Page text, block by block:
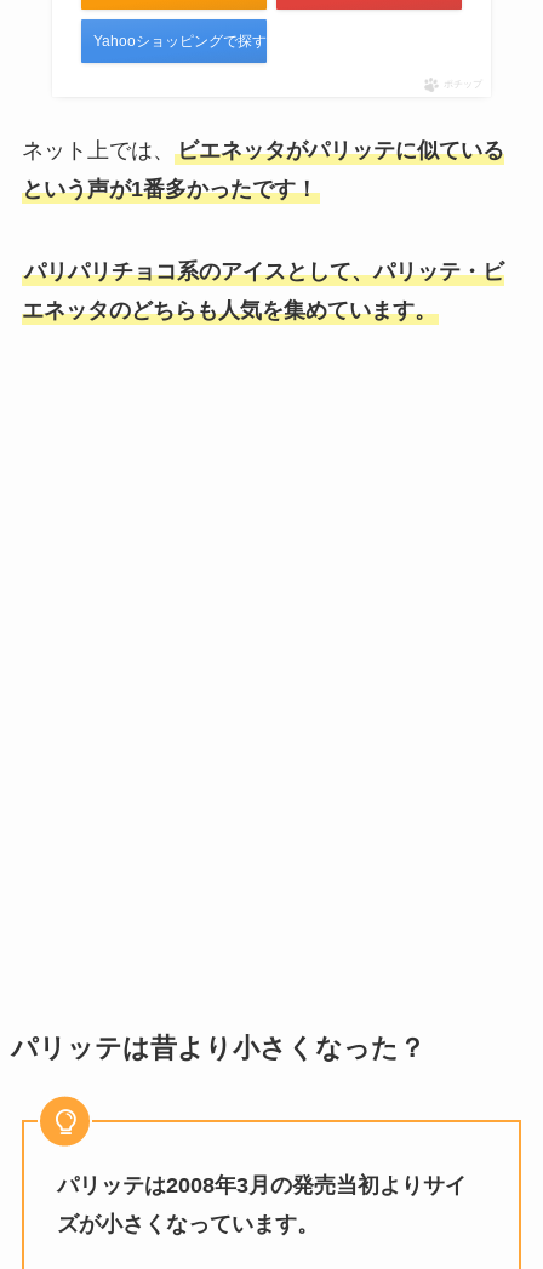
Yahooショッピングで探す
ポチップ
ネット上では、 ビエネッタがパリッテに似ている
という声が1番多かったです！
パリパリチョコ系のアイスとして、パリッテ・ビ
エネッタのどちらも人気を集めています。
パリッテは昔より小さくなった？
パリッテは2008年3月の発売当初よりサイ
ズが小さくなっています。